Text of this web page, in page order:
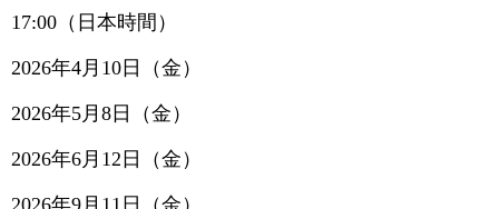
17:00（日本時間）
2026年4月10日（金）
2026年5月8日（金）
2026年6月12日（金）
2026年9月11日（金）